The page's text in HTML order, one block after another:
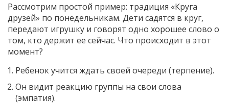
Рассмотрим простой пример: традиция «Круга
друзей» по понедельникам. Дети садятся в круг,
передают игрушку и говорят одно хорошее слово о
том, кто держит ее сейчас. Что происходит в этот
момент?
Ребенок учится ждать своей очереди (терпение).
Он видит реакцию группы на свои слова
(эмпатия).